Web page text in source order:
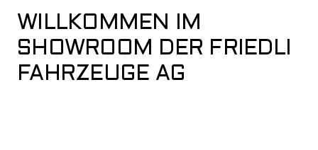
WILLKOMMEN IM
SHOWROOM DER FRIEDLI
FAHRZEUGE AG